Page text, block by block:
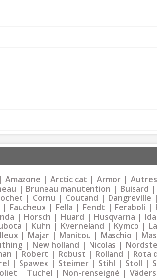
Amazone Arctic cat Armor Autres
Bruneau manutention Buisard
Cornu Coutand Dangreville
Faucheux Fella Fendt Feraboli
Horsch Huard Husqvarna
Kuhn Kverneland Kymco
Majar Manitou Maschio
New holland Nicolas
Robert Robust Rolland Rota
Spawex Steimer Stihl Stoll
Tuchel Non-renseigné